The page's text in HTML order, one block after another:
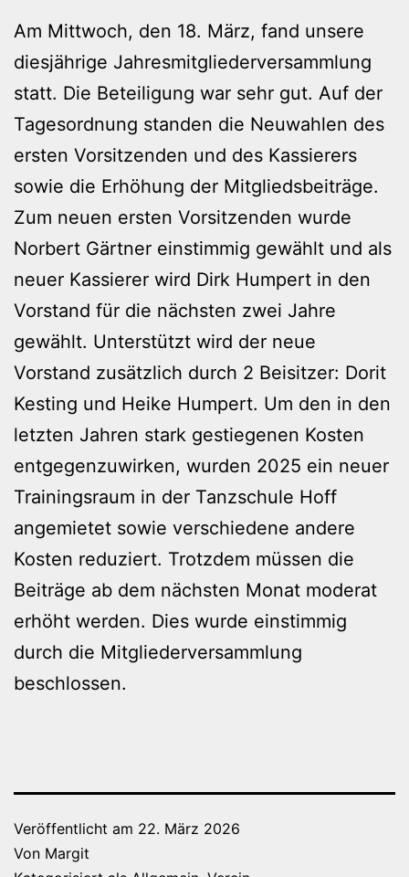
Am Mittwoch, den 18. März, fand unsere
diesjährige Jahresmitgliederversammlung
statt. Die Beteiligung war sehr gut. Auf der
Tagesordnung standen die Neuwahlen des
ersten Vorsitzenden und des Kassierers
sowie die Erhöhung der Mitgliedsbeiträge.
Zum neuen ersten Vorsitzenden wurde
Norbert Gärtner einstimmig gewählt und als
neuer Kassierer wird Dirk Humpert in den
Vorstand für die nächsten zwei Jahre
gewählt. Unterstützt wird der neue
Vorstand zusätzlich durch 2 Beisitzer: Dorit
Kesting und Heike Humpert. Um den in den
letzten Jahren stark gestiegenen Kosten
entgegenzuwirken, wurden 2025 ein neuer
Trainingsraum in der Tanzschule Hoff
angemietet sowie verschiedene andere
Kosten reduziert. Trotzdem müssen die
Beiträge ab dem nächsten Monat moderat
erhöht werden. Dies wurde einstimmig
durch die Mitgliederversammlung
beschlossen.
Veröffentlicht am 22. März 2026
Von Margit